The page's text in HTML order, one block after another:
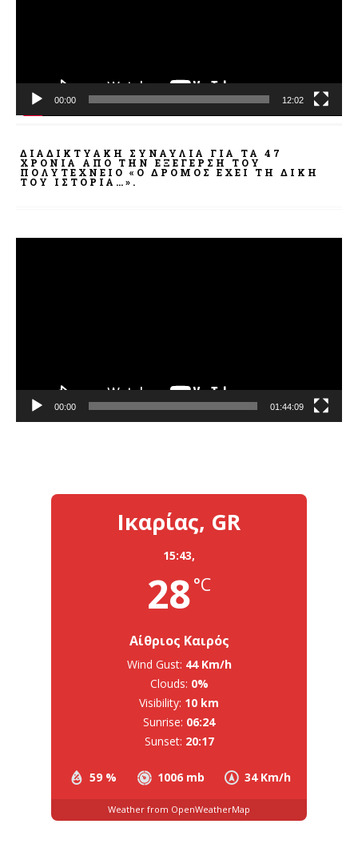
00:00 12:02
ΔΙΑΔΙΚΤΥΑΚΉ ΣΥΝΑΥΛΊΑ ΓΙΑ ΤΑ 47
ΧΡΌΝΙΑ ΑΠΌ ΤΗΝ ΕΞΈΓΕΡΣΗ ΤΟΥ
ΠΟΛΥΤΕΧΝΕΊΟ «Ο ΔΡΌΜΟΣ ΈΧΕΙ ΤΗ ΔΙΚΉ
ΤΟΥ ΙΣΤΟΡΊΑ…».
00:00 01:44:09
Ικαρίας, GR
15:43,
28°C
Αίθριος Καιρός
59 % 1006 mb 34 Km/h
Wind Gust: 44 Km/h
Clouds: 0%
Visibility: 10 km
Sunrise: 06:24
Sunset: 20:17
Weather from OpenWeatherMap